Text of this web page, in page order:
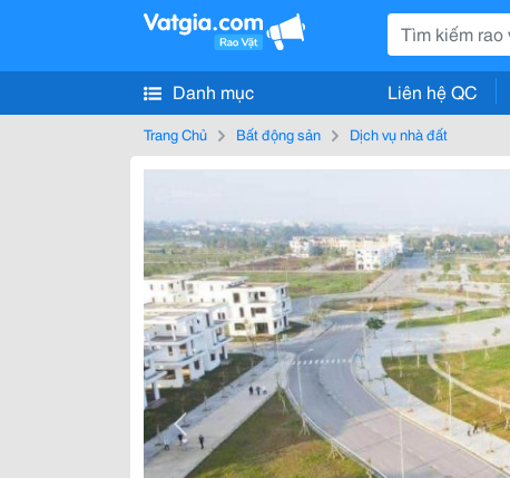
Danh mục Liên hệ QC
Trang Chủ Bất động sản Dịch vụ nhà đất